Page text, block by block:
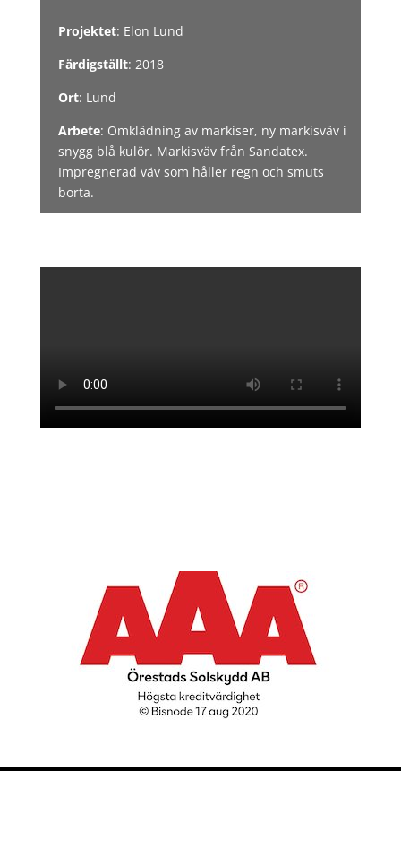
Projektet: Elon Lund
Färdigställt: 2018
Ort: Lund
Arbete: Omklädning av markiser, ny markisväv i
snygg blå kulör. Markisväv från Sandatex.
Impregnerad väv som håller regn och smuts
borta.